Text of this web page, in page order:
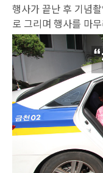
행사가 끝난 후 기념
로 그리며 행사를 마